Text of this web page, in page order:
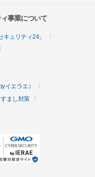
事業について
ュリティ24」
イエラエ）
まし対策